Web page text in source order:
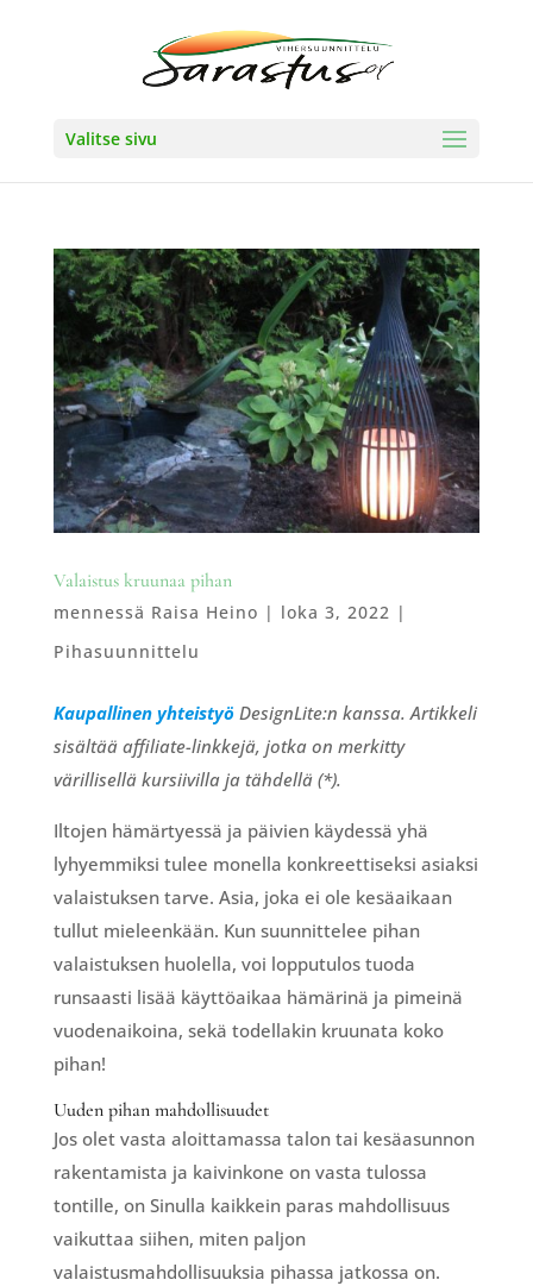
Valitse sivu
Valaistus kruunaa pihan
mennessä Raisa Heino | loka 3, 2022 |
Pihasuunnittelu
Kaupallinen yhteistyö DesignLite:n kanssa. Artikkeli
sisältää affiliate-linkkejä, jotka on merkitty
värillisellä kursiivilla ja tähdellä (*).
Iltojen hämärtyessä ja päivien käydessä yhä
lyhyemmiksi tulee monella konkreettiseksi asiaksi
valaistuksen tarve. Asia, joka ei ole kesäaikaan
tullut mieleenkään. Kun suunnittelee pihan
valaistuksen huolella, voi lopputulos tuoda
runsaasti lisää käyttöaikaa hämärinä ja pimeinä
vuodenaikoina, sekä todellakin kruunata koko
pihan!
Uuden pihan mahdollisuudet
Jos olet vasta aloittamassa talon tai kesäasunnon
rakentamista ja kaivinkone on vasta tulossa
tontille, on Sinulla kaikkein paras mahdollisuus
vaikuttaa siihen, miten paljon
valaistusmahdollisuuksia pihassa jatkossa on.